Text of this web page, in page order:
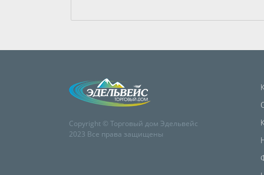
Copyright © Торговый дом Эдельвейс
2023 Все права защищены